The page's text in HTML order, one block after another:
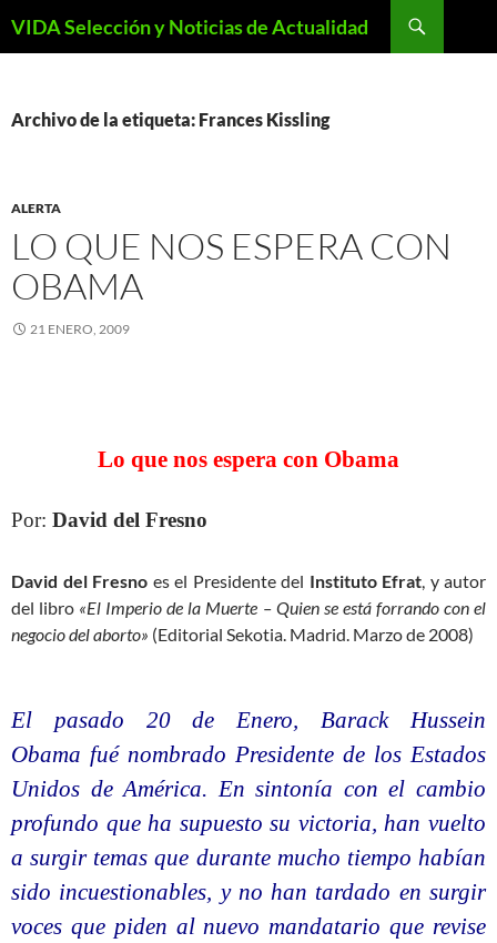
VIDA Selección y Noticias de Actualidad
Archivo de la etiqueta: Frances Kissling
ALERTA
LO QUE NOS ESPERA CON
OBAMA
21 ENERO, 2009
Lo que nos espera con Obama
Por: David del Fresno
David del Fresno es el Presidente del Instituto Efrat, y autor
del libro «El Imperio de la Muerte – Quien se está forrando con el
negocio del aborto» (Editorial Sekotia. Madrid. Marzo de 2008)
El pasado 20 de Enero, Barack Hussein
Obama fué nombrado Presidente de los Estados
Unidos de América. En sintonía con el cambio
profundo que ha supuesto su victoria, han vuelto
a surgir temas que durante mucho tiempo habían
sido incuestionables, y no han tardado en surgir
voces que piden al nuevo mandatario que revise